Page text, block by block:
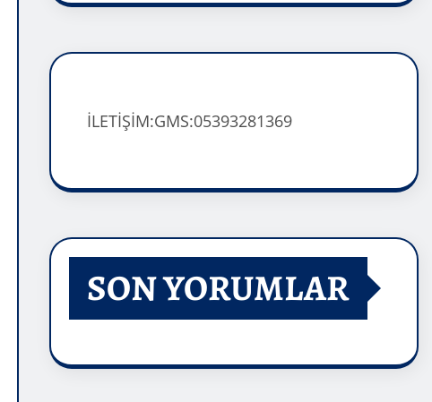
İLETİŞİM:GMS:05393281369
SON YORUMLAR